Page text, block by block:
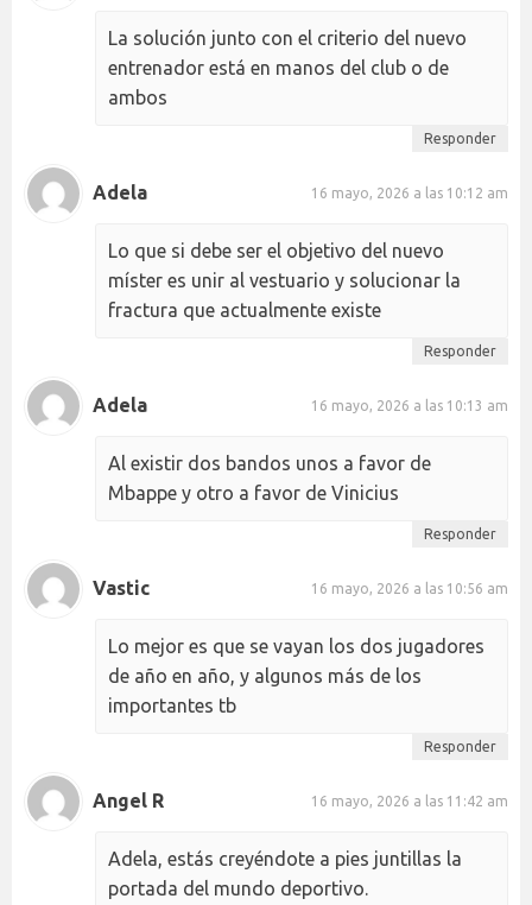
La solución junto con el criterio del nuevo
entrenador está en manos del club o de
ambos
Responder
Adela 16 mayo, 2026 a las 10:12 am
Lo que si debe ser el objetivo del nuevo
míster es unir al vestuario y solucionar la
fractura que actualmente existe
Responder
Adela 16 mayo, 2026 a las 10:13 am
Al existir dos bandos unos a favor de
Mbappe y otro a favor de Vinicius
Responder
Vastic 16 mayo, 2026 a las 10:56 am
Lo mejor es que se vayan los dos jugadores
de año en año, y algunos más de los
importantes tb
Responder
Angel R 16 mayo, 2026 a las 11:42 am
Adela, estás creyéndote a pies juntillas la
portada del mundo deportivo.